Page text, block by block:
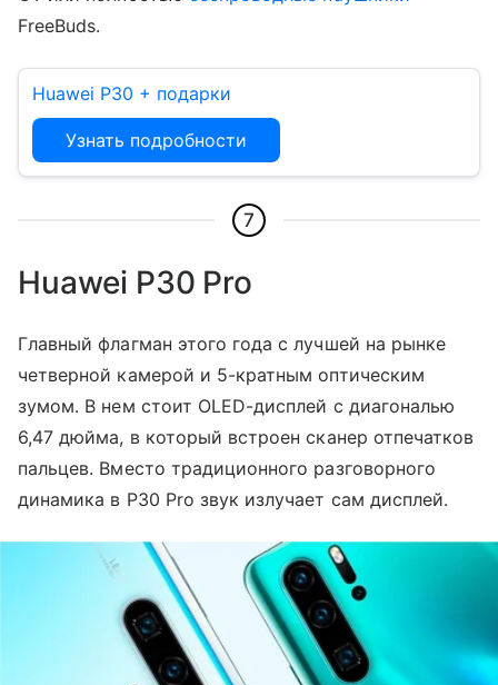
FreeBuds.
Huawei P30 + подарки
Узнать подробности
7
Huawei P30 Pro
Главный флагман этого года с лучшей на рынке
четверной камерой и 5-кратным оптическим
зумом. В нем стоит OLED-дисплей с диагональю
6,47 дюйма, в который встроен сканер отпечатков
пальцев. Вместо традиционного разговорного
динамика в P30 Pro звук излучает сам дисплей.